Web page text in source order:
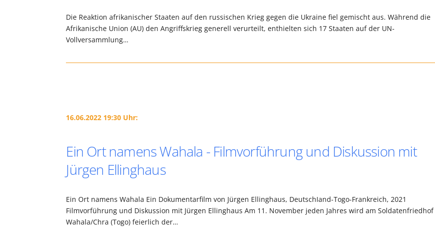
Die Reaktion afrikanischer Staaten auf den russischen Krieg gegen die Ukraine fiel gemischt aus. Während die
Afrikanische Union (AU) den Angriffskrieg generell verurteilt, enthielten sich 17 Staaten auf der UN-
Vollversammlung…
16.06.2022 19:30 Uhr:
Ein Ort namens Wahala - Filmvorführung und Diskussion mit
Jürgen Ellinghaus
Ein Ort namens Wahala Ein Dokumentarfilm von Jürgen Ellinghaus, DeutschIand-Togo-Frankreich, 2021
Filmvorführung und Diskussion mit Jürgen Ellinghaus Am 11. November jeden Jahres wird am Soldatenfriedhof
Wahala/Chra (Togo) feierlich der…